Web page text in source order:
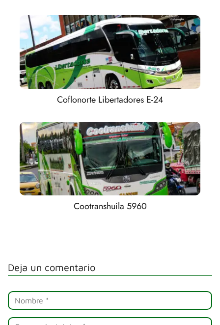
Coflonorte Libertadores E-24
Cootranshuila 5960
Deja un comentario